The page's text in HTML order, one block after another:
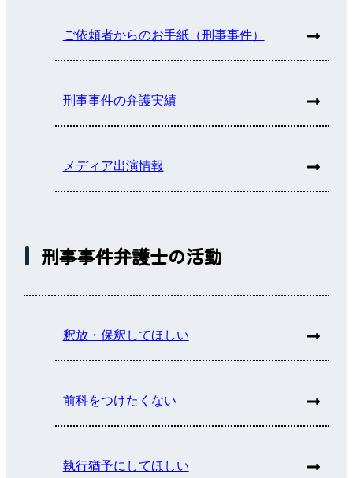
ご依頼者からのお手紙（刑事事件）
刑事事件の弁護実績
メディア出演情報
刑事事件弁護士の活動
釈放・保釈してほしい
前科をつけたくない
執行猶予にしてほしい